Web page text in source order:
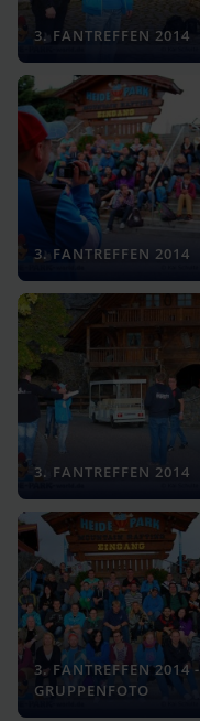
3. FANTREFFEN 2014
3. FANTREFFEN 2014
3. FANTREFFEN 2014
3. FANTREFFEN 2014 -
GRUPPENFOTO